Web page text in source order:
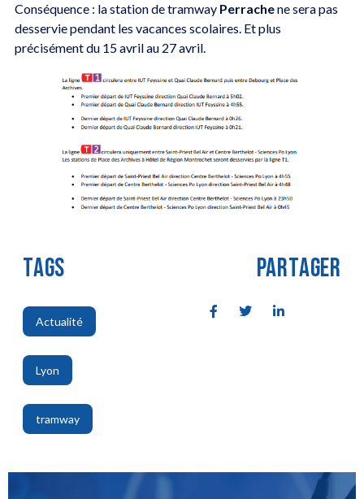
Conséquence : la station de tramwayPerrachene sera pas
desservie pendant les vacances scolaires. Et plus
précisément du 15 avril au 27 avril.
TAGS
Actualité
,
Lyon
,
tramway
PARTAGER